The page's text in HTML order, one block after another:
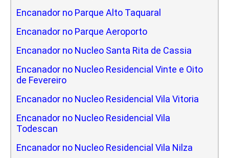
Encanador no Parque Alto Taquaral
Encanador no Parque Aeroporto
Encanador no Nucleo Santa Rita de Cassia
Encanador no Nucleo Residencial Vinte e Oito
de Fevereiro
Encanador no Nucleo Residencial Vila Vitoria
Encanador no Nucleo Residencial Vila
Todescan
Encanador no Nucleo Residencial Vila Nilza